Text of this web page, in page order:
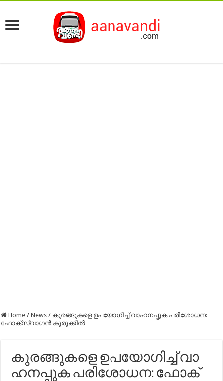
Home / News / കു​ര​ങ്ങു​ക​ളെ ഉ​പ​യോ​ഗി​ച്ച്​ വാ​ഹ​ന​പ്പു​ക പ​രി​ശോ​ധ​ന:
ഫോ​ക്​​സ്​​വാ​ഗ​ൻ കുരുക്കിൽ
കു​ര​ങ്ങു​ക​ളെ ഉ​പ​യോ​ഗി​ച്ച്​ വാ​
ഹ​ന​പ്പു​ക പ​രി​ശോ​ധ​ന: ഫോ​ക്​​